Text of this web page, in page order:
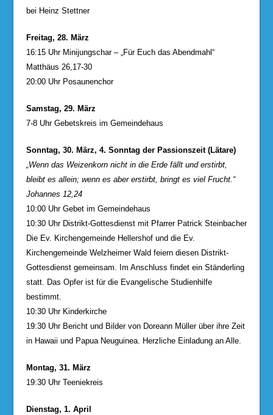
bei Heinz Stettner
Freitag, 28. März
16:15 Uhr Minijungschar – „Für Euch das Abendmahl“
Matthäus 26,17-30
20:00 Uhr Posaunenchor
Samstag, 29. März
7-8 Uhr Gebetskreis im Gemeindehaus
Sonntag, 30. März, 4. Sonntag der Passionszeit (Lätare)
„Wenn das Weizenkorn nicht in die Erde fällt und erstirbt,
bleibt es allein; wenn es aber erstirbt, bringt es viel Frucht.“
Johannes 12,24
10:00 Uhr Gebet im Gemeindehaus
10:30 Uhr Distrikt-Gottesdienst mit Pfarrer Patrick Steinbacher
Die Ev. Kirchengemeinde Hellershof und die Ev.
Kirchengemeinde Welzheimer Wald feiern diesen Distrikt-
Gottesdienst gemeinsam. Im Anschluss findet ein Ständerling
statt. Das Opfer ist für die Evangelische Studienhilfe
bestimmt.
10:30 Uhr Kinderkirche
19:30 Uhr Bericht und Bilder von Doreann Müller über ihre Zeit
in Hawaii und Papua Neuguinea. Herzliche Einladung an Alle.
Montag, 31. März
19:30 Uhr Teeniekreis
Dienstag, 1. April